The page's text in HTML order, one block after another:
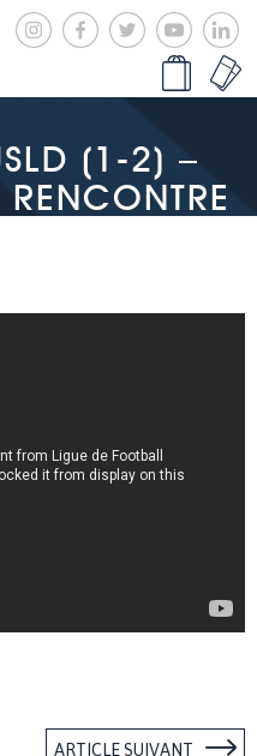
(1-2) –
ARTICLE SUIVANT